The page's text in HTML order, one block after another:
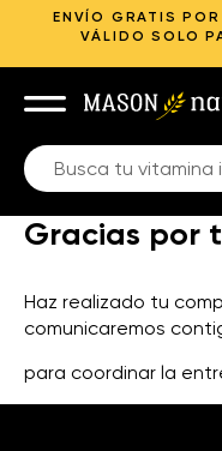
ENVÍO GRATIS
VÁLIDO SOLO
Gracias por
Haz realizado tu
comunicaremos
para coordinar la